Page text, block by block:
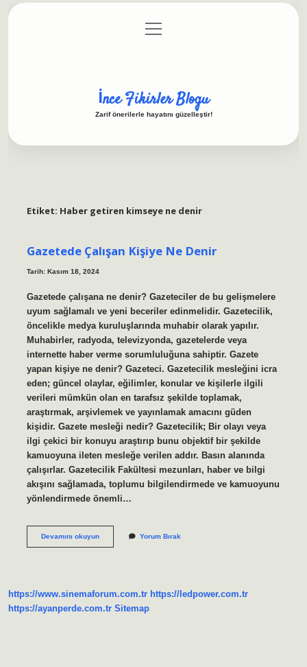
Gizlilik Politikası
menüyü
aç
İnce Fikirler Blogu
Zarif önerilerle hayatını güzelleştir!
Etiket: Haber getiren kimseye ne denir
Gazetede Çalışan Kişiye Ne Denir
Tarih: Kasım 18, 2024
Gazetede çalışana ne denir? Gazeteciler de bu gelişmelere
uyum sağlamalı ve yeni beceriler edinmelidir. Gazetecilik,
öncelikle medya kuruluşlarında muhabir olarak yapılır.
Muhabirler, radyoda, televizyonda, gazetelerde veya
internette haber verme sorumluluğuna sahiptir. Gazete
yapan kişiye ne denir? Gazeteci. Gazetecilik mesleğini icra
eden; güncel olaylar, eğilimler, konular ve kişilerle ilgili
verileri mümkün olan en tarafsız şekilde toplamak,
araştırmak, arşivlemek ve yayınlamak amacını güden
kişidir. Gazete mesleği nedir? Gazetecilik; Bir olayı veya
ilgi çekici bir konuyu araştırıp bunu objektif bir şekilde
kamuoyuna ileten mesleğe verilen addır. Basın alanında
çalışırlar. Gazetecilik Fakültesi mezunları, haber ve bilgi
akışını sağlamada, toplumu bilgilendirmede ve kamuoyunu
yönlendirmede önemli…
Devamını okuyunGazetede
Yorum Bırak
https://www.sinemaforum.com.tr https://ledpower.com.tr
https://ayanperde.com.tr Sitemap